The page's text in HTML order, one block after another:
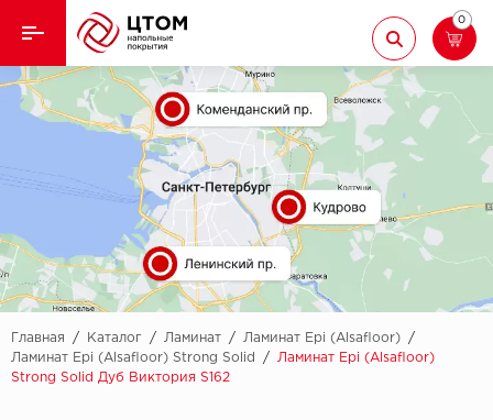
Назад
Кварцвиниловая плитка
Назад
Aberhof
Adelar
Alfa
AllureFloor
Alpine floor
Ламинат
Ковролин
Линолеум
Паркет
Паркетная доска
0
Главная / Каталог / Ламинат / Ламинат Epi (Alsafloor)
/
Ламинат Epi (Alsafloor) Strong Solid
/
Ламинат Epi (Alsafloor)
Strong Solid Дуб Виктория S162